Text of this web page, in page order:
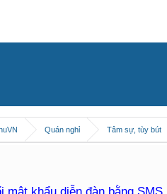
Quán nghỉ Tâm sự, tùy bút
khẩu diễn đàn bằng SMS